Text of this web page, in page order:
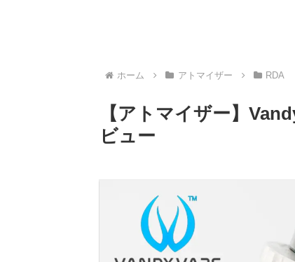
ホーム アトマイザー RDA
【アトマイザー】
ビュー